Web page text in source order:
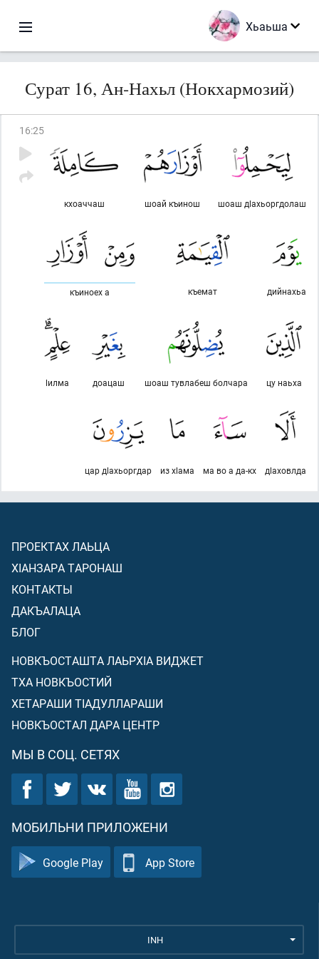
Хьаьша
Сурат 16, Ан-Нахьл (Нокхармозий)
16:25
шоаш дlахьоргдолаш
шоай къинош
кхоаччаш
дийнахьа
къемат
къиноех а
цу наьха
шоаш тувлабеш болчара
доацаш
lилма
дlаховлда
ма во а да-кх
из хlама
цар дlахьоргдар
ПРОЕКТАХ ЛАЬЦА
ХIАНЗАРА ТАРОНАШ
КОНТАКТЫ
ДАКЪАЛАЦА
БЛОГ
НОВКЪОСТАШТА ЛАЬРХIА ВИДЖЕТ
ТХА НОВКЪОСТИЙ
ХЕТАРАШИ ТIАДУЛЛАРАШИ
НОВКЪОСТАЛ ДАРА ЦЕНТР
МЫ В СОЦ. СЕТЯХ
МОБИЛЬНИ ПРИЛОЖЕНИ
Google Play App Store
INH